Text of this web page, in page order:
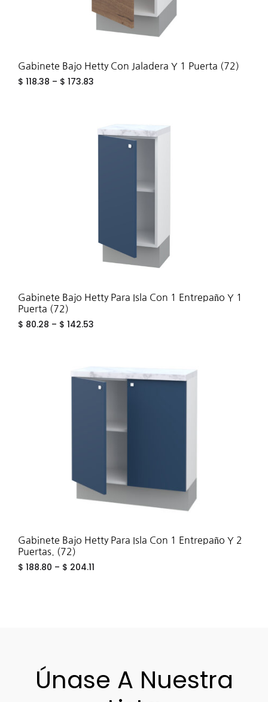
Gabinete Bajo Hetty Con Jaladera Y 1 Puerta (72)
$ 118.38 – $ 173.83
Gabinete Bajo Hetty Para Isla Con 1 Entrepaño Y 1
Puerta (72)
$ 80.28 – $ 142.53
Gabinete Bajo Hetty Para Isla Con 1 Entrepaño Y 2
Puertas. (72)
$ 188.80 – $ 204.11
Únase A Nuestra